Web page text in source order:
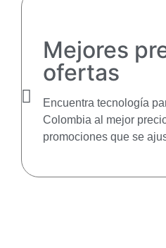
Mejores
ofertas
Encuentra tecnología
Colombia al mejor
promociones que se